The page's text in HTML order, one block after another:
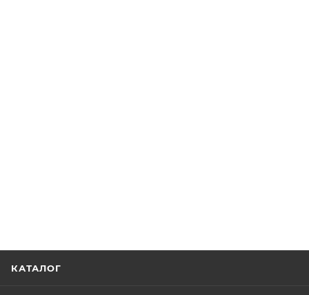
КАТАЛОГ